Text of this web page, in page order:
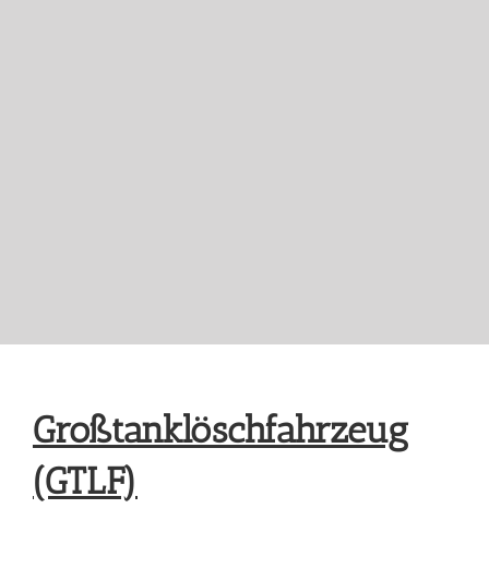
Großtanklöschfahrzeug
(GTLF)